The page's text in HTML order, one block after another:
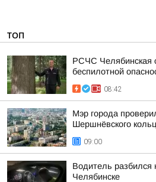
ТОП
РСЧС Челябинская
беспилотной
08:42
Мэр города
Шершнёвского
09:00
Водитель разбился
Челябинске